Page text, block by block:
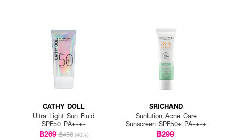
CATHY DOLL
Ultra Light Sun Fluid
SPF50 PA++++
฿269฿450 (40%)
SRICHAND
Sunlution Acne Care
Sunscreen SPF50+ PA++++
฿299